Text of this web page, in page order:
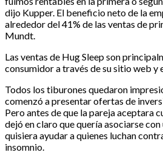
dijo Kupper. El beneficio neto de la
alrededor del 41% de las ventas de
Mundt.
Las ventas de Hug Sleep son
consumidor a través de su sitio web y
Todos los tiburones quedaron
comenzó a presentar ofertas de
Pero antes de que la pareja aceptara
dejó en claro que quería asociarse
quisiera ayudar a quienes luchan
insomnio.